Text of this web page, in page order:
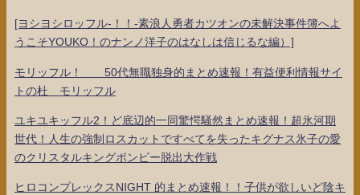
[ヨシヨシロッフル-！！-素浪人勇者カツオンの未解決事件簿へよ
うこそYOUKO！のナンノ洋子のはなしは信じるな編）]
モリッフル！ 50代無職独身的まとめ速報！有益便利情報サイ
トの杜 モリッフル
ユキユキッフル2！ど底辺的一同驚愕騒然まとめ速報！超氷河期
世代！人生の強制ロスカットですべてを失ったキグナス氷子の愛
のクリスタルキングボンビー脱出大作戦
ヒロコンプレックスNIGHT 的まとめ速報！！子供が欲しいど陰キ